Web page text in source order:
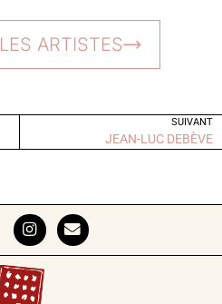
ARTISTES
SUIVANT
JEAN-LUC DEBÈVE